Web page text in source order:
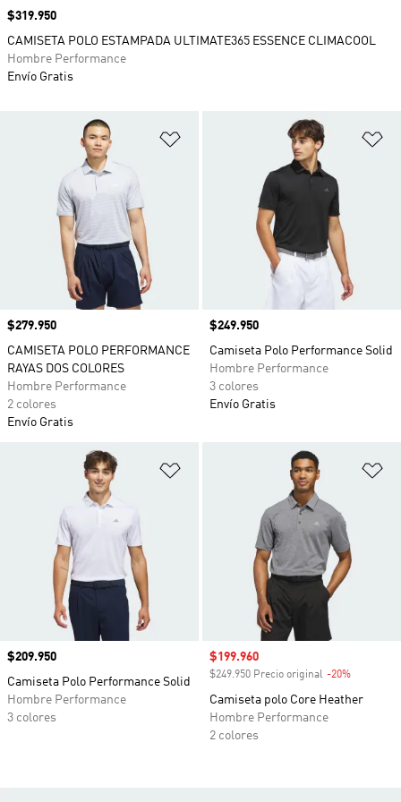
Añadir a la lista de deseos
Precio
$279.950
CAMISETA POLO PERFORMANCE
RAYAS DOS COLORES
Hombre Performance
2 colores
Envío Gratis
Precio
$249.950
Camiseta Polo Performance Solid
Hombre Performance
3 colores
Envío Gratis
Añadir a la lista de deseos
Precio
$209.950
Camiseta Polo Performance Solid
Hombre Performance
3 colores
Precio de venta
$199.960
$249.950 Precio original -20%
Camiseta polo Core Heather
Hombre Performance
2 colores
Precio
$319.950
CAMISETA POLO ESTAMPADA ULTIMATE365 ESSENCE CLIMACOOL
Hombre Performance
Envío Gratis